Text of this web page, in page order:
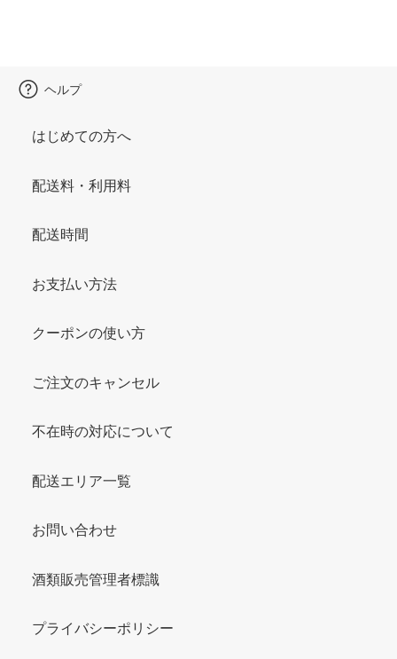
ヘルプ
はじめての方へ
配送料・利用料
配送時間
お支払い方法
クーポンの使い方
ご注文のキャンセル
不在時の対応について
配送エリア一覧
お問い合わせ
酒類販売管理者標識
プライバシーポリシー